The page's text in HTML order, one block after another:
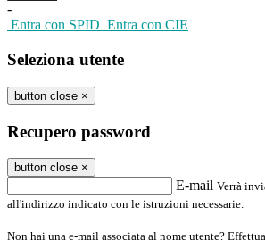
-
Entra con SPID Entra con CIE
Seleziona utente
button close ×
Recupero password
button close ×
E-mail Verrà
all'indirizzo indicato con le istruzioni necessarie.
Non hai una e-mail associata al nome utente?